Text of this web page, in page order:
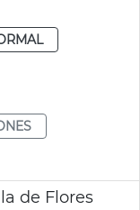
de Flores